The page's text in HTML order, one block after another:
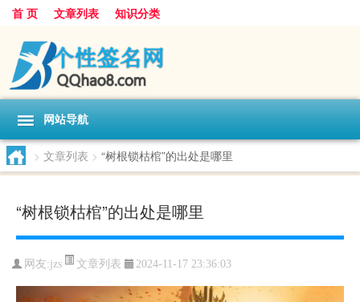
首 页 文章列表 知识分类
网站导航
> 文章列表 > “树根锁枯棺”的出处是哪里
“树根锁枯棺”的出处是哪里
网友:jzs 文章列表 2024-11-17 23:36:03